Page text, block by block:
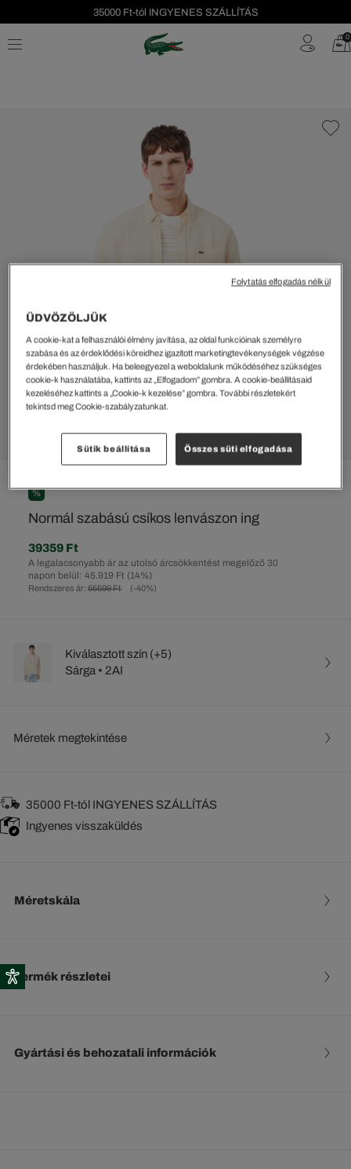
35000 Ft-tól INGYENES SZÁLLÍTÁS
Szezonális leárazás akár -40%! 0
%
Normál szabású csíkos lenvászon ing
Rendszeres ár: 65599 Ft (-40%)
A legalacsonyabb ár az utolsó árcsökkentést megelőző 30
napon belül: 45.919 Ft (14%)
39359 Ft
Kiválasztott szín (+5)
Sárga • 2AI
Méretek megtekintése
35000 Ft-tól INGYENES SZÁLLÍTÁS
Ingyenes visszaküldés
Méretskála
Termék részletei
Gyártási és behozatali információk
ÜDVÖZÖLJÜK
A cookie-kat a felhasználói élmény javítása, az oldal funkcióinak személyre
szabása és az érdeklődési köreidhez igazított marketingtevékenységek végzése
érdekében használjuk. Ha beleegyezel a weboldalunk működéséhez szükséges
cookie-k használatába, kattints az „Elfogadom” gombra. A cookie-beállításaid
kezeléséhez kattints a „Cookie-k kezelése” gombra. További részletekért
tekintsd meg Cookie-szabályzatunkat.
Sütik beállítása Összes süti elfogadása
Folytatás elfogadás nélkül